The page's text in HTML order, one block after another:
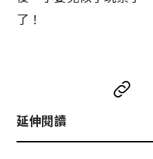
了！
延伸閱讀